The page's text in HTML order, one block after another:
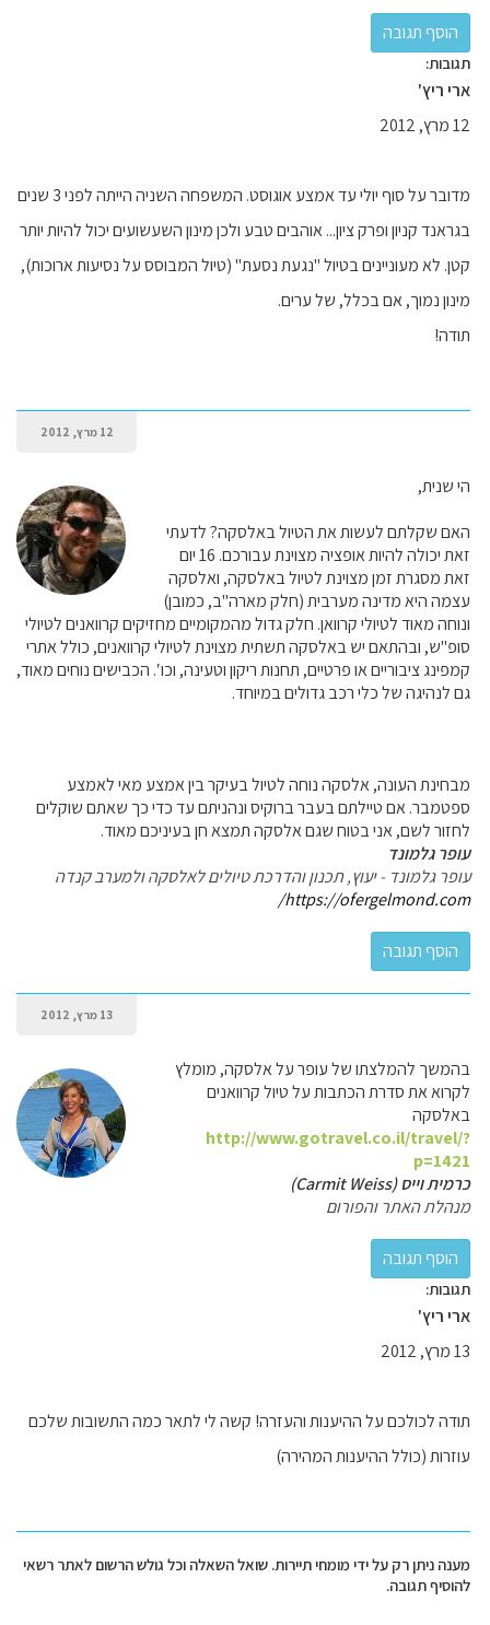
תגובות:
ארי ריץ'
12 מרץ, 2012
מדובר על סוף יולי עד אמצע אוגוסט. המשפחה השניה הייתה לפני 3 שנים
בגראנד קניון ופרק ציון... אוהבים טבע ולכן מינון השעשועים יכול להיות יותר
קטן. לא מעוניינים בטיול "נגעת נסעת" (טיול המבוסס על נסיעות ארוכות),
מינון נמוך, אם בכלל, של ערים.
תודה!
12 מרץ, 2012
הי שנית,
האם שקלתם לעשות את הטיול באלסקה? לדעתי
זאת יכולה להיות אופציה מצוינת עבורכם. 16 יום
זאת מסגרת זמן מצוינת לטיול באלסקה, ואלסקה
עצמה היא מדינה מערבית (חלק מארה"ב, כמובן)
ונוחה מאוד לטיולי קרוואן. חלק גדול מהמקומיים מחזיקים קרוואנים לטיולי
סופ"ש, ובהתאם יש באלסקה תשתית מצוינת לטיולי קרוואנים, כולל אתרי
קמפינג ציבוריים או פרטיים, תחנות ריקון וטעינה, וכו′. הכבישים נוחים מאוד,
גם לנהיגה של כלי רכב גדולים במיוחד.
מבחינת העונה, אלסקה נוחה לטיול בעיקר בין אמצע מאי לאמצע
ספטמבר. אם טיילתם בעבר ברוקיס ונהניתם עד כדי כך שאתם שוקלים
לחזור לשם, אני בטוח שגם אלסקה תמצא חן בעיניכם מאוד.
עופר גלמונד
עופר גלמונד - יעוץ, תכנון והדרכת טיולים לאלסקה ולמערב קנדה
https://ofergelmond.com/
13 מרץ, 2012
בהמשך להמלצתו של עופר על אלסקה, מומלץ
לקרוא את סדרת הכתבות על טיול קרוואנים
באלסקה
http://www.gotravel.co.il/travel/?
p=1421
כרמית וייס (Carmit Weiss)
מנהלת האתר והפורום
תגובות:
ארי ריץ'
13 מרץ, 2012
תודה לכולכם על ההיענות והעזרה! קשה לי לתאר כמה התשובות שלכם
עוזרות (כולל ההיענות המהירה)
מענה ניתן רק על ידי מומחי תיירות. שואל השאלה וכל גולש הרשום לאתר רשאי
להוסיף תגובה.